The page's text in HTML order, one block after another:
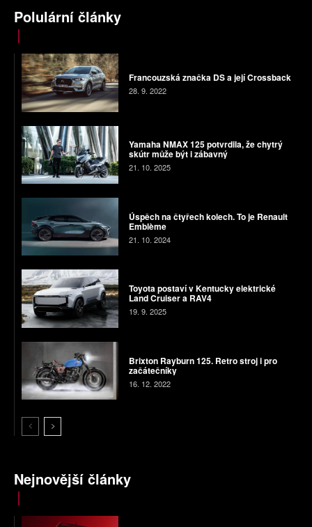
Polulární články
Francouzská značka DS a její Crossback
28. 9. 2022
Yamaha NMAX 125 potvrdila, že chytrý
skútr může být i zábavný
21. 10. 2025
Úspěch na čtyřech kolech. To je Renault
Emblème
21. 10. 2024
Toyota postaví v Kentucky elektrické
Land Cruiser a RAV4
19. 9. 2025
Brixton Rayburn 125. Retro stroj i pro
začátečníky
16. 12. 2022
Nejnovější články